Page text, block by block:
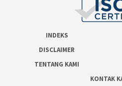
INDEKS
DISCLAIMER
TENTANG KAMI
KONTAK